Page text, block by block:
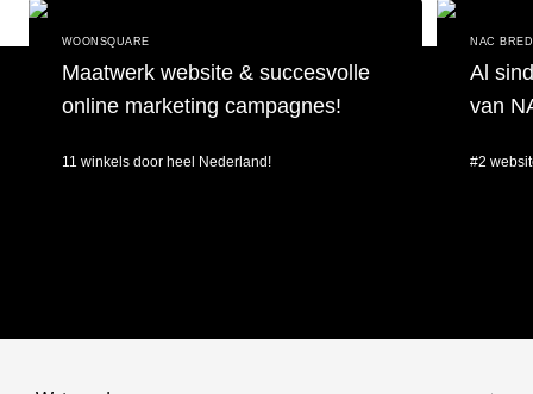
WOONSQUARE
Maatwerk website & succesvolle
online marketing campagnes!
11 winkels door heel Nederland!
NAC
Al
van
#2